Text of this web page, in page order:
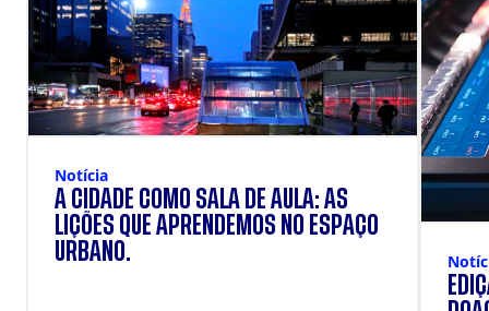
Notícia
A CIDADE COMO SALA DE AULA: AS
LIÇÕES QUE APRENDEMOS NO ESPAÇO
URBANO.